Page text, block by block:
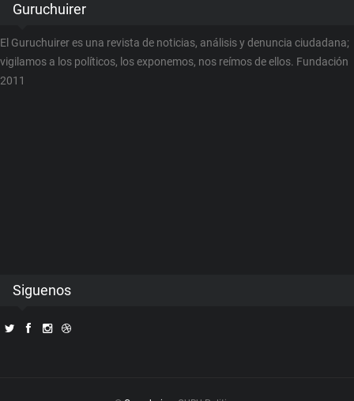
Guruchuirer
El Guruchuirer es una revista de noticias, análisis y denuncia ciudadana;
vigilamos a los políticos, los exponemos, nos reímos de ellos. Fundación
2011
Siguenos